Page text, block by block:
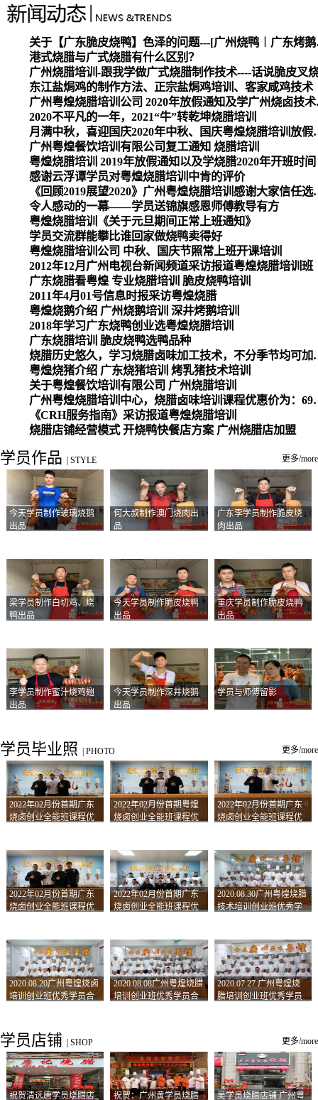
关于【广
港式烧腊与广式烧腊有什么区别？
广州烧腊培训-跟我学做广式烧腊制作技术----话说脆皮叉
东江盐焗鸡的制作方法、正宗盐焗鸡培训、客家咸鸡技术
广州粤煌
2020不平凡的一年，2021“牛”转乾坤烧腊培训
月满中秋，喜迎
广州粤煌餐饮培训有限公司复工通知 烧腊培训
粤煌烧腊培训 2019年放假通知以及学烧腊2020年开班时间
感谢云浮谭学员对粤煌烧腊培训中肯的评价
《回顾2019展望
令人感动的一幕——学员送锦旗感恩师傅教导有方
粤煌烧腊培训《关于元旦期间正常上班通知》
学员交流群能攀比谁回家做烧鸭卖得好
粤煌烧腊培训公司 中秋、国庆节照常上班开课培训
2012年12月广州电视台新闻频道采访报道粤煌烧腊培训班
广东烧腊看粤煌 专业烧腊培训 脆皮烧鸭培训
2011年4月01号信息时报采访粤煌烧腊
粤煌烧鹅介绍 广州烧鹅培训 深井烤鹅培训
2018年学习广东烧鸭创业选粤煌烧腊培训
广东烧腊培训 脆皮烧鸭选鸭品种
烧腊历史悠久，学习
粤煌烧猪介绍 广东烧猪培训 烤乳猪技术培训
关于粤煌餐饮培训有限公司 广州烧腊培训
广州粤煌烧腊培训中心，烧腊卤味培训课程优惠价为：6980元
《CRH服务指南》采访报道粤煌烧腊培训
烧腊店铺经营模式 开烧鸭快餐店方案 广州烧腊店加盟
学员作品 STYLE 更多/more
今天学员制作玻璃烧鹅
出品
何大叔制作澳门烧肉出
品
广东李学员制作脆皮烧
肉出品
梁学员制作白切鸡、烧
鸭出品
今天学员制作脆皮烧鸭
出品
重庆学员制作脆皮烧鸭
出品
李学员制作蜜汁烧鸡翅
出品
今天学员制作深井烧鹅
出品
学员与师傅留影
学员毕业照 PHOTO 更多/more
2022年02月份首期广东
烧卤创业全能班课程优
2022年02月份首期粤煌
烧卤创业全能班课程优
2022年02月份首期广东
烧卤创业全能班课程优
2022年02月份首期广东
烧卤创业全能班课程优
2022年02月份首期广东
烧卤创业全能班课程优
2020.08.30广州粤煌烧腊
技术培训创业班优秀学
2020.08.20广州粤煌烧卤
培训创业班优秀学员合
2020.08.08广州粤煌烧腊
培训创业班优秀学员合
2020.07.27 广州粤煌烧
腊培训创业班优秀学员
学员店铺 SHOP 更多/more
祝贺清远唐学员烧腊店
祝贺：广州黄学员烧腊
吴学员烧腊店铺 广州粤